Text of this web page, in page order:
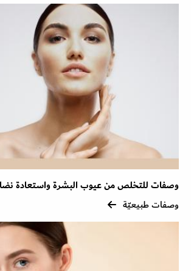
وصفات للتخلص من عيوب البشرة واستعادة
وصفات طبيعيّة